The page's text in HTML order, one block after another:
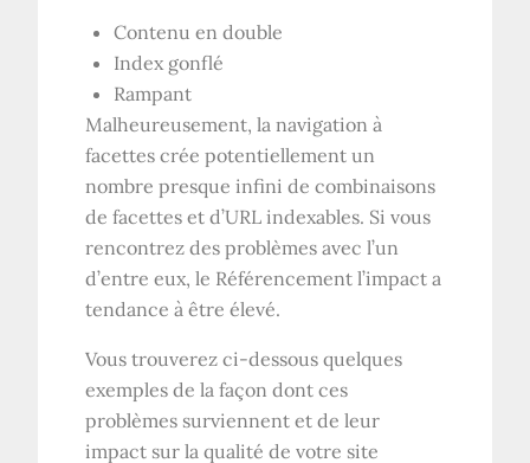
Contenu en double
Index gonflé
Rampant
Malheureusement, la navigation à
facettes crée potentiellement un
nombre presque infini de combinaisons
de facettes et d’URL indexables. Si vous
rencontrez des problèmes avec l’un
d’entre eux, le Référencement l’impact a
tendance à être élevé.
Vous trouverez ci-dessous quelques
exemples de la façon dont ces
problèmes surviennent et de leur
impact sur la qualité de votre site